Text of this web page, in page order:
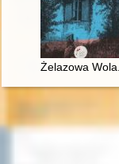
Żelazowa